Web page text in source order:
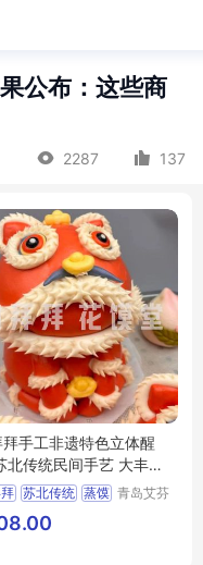
公布：这些商
2287 137
拜手工非遗特色立体醒
北传统民间手艺 大丰蒸
头花馍900g
苏北传统 蒸馍
狮
青岛艾芬